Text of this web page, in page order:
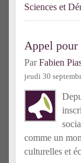
Sciences et
Appel
ParFabien
jeudi 30
comme un
culturelles et